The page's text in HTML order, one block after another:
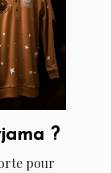
?
pour